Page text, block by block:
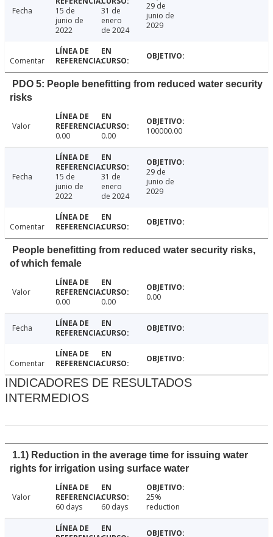
Fecha
15 de
junio de
2022
31 de
enero
de 2024
29 de
junio de
2029
Comentar
PDO 5: People benefitting from reduced water security
risks
Valor
0.00
0.00 100000.00
Fecha
15 de
junio de
2022
31 de
enero
de 2024
29 de
junio de
2029
Comentar
People benefitting from reduced water security risks,
of which female
Valor
0.00
0.00 0.00
Fecha
Comentar
INDICADORES DE RESULTADOS
INTERMEDIOS
1.1) Reduction in the average time for issuing water
rights for irrigation using surface water
Valor
60 days
60 days
25%
reduction